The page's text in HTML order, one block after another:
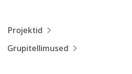
Projektid
Grupitellimused